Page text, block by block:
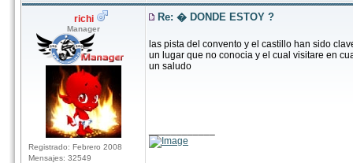
richi
Manager
Registrado: Febrero 2008
Mensajes: 32549
Re: � DONDE ESTOY ?
las pista del convento y el castillo han sido
un lugar que no conocia y el cual visitare en
un saludo